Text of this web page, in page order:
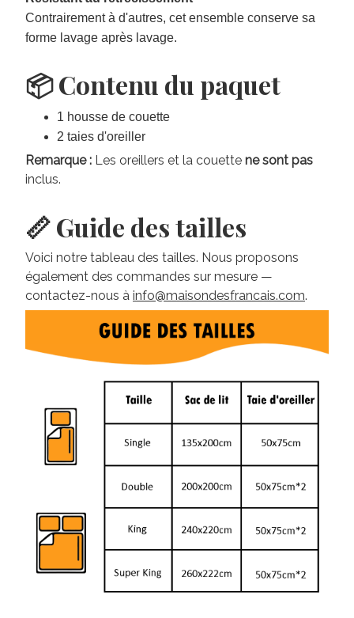
Contrairement à d'autres, cet ensemble conserve sa
forme lavage après lavage.
📦 Contenu du paquet
1 housse de couette
2 taies d'oreiller
Remarque : Les oreillers et la couette ne sont pas
inclus.
📏 Guide des tailles
Voici notre tableau des tailles. Nous proposons
également des commandes sur mesure —
contactez-nous à info@maisondesfrancais.com.